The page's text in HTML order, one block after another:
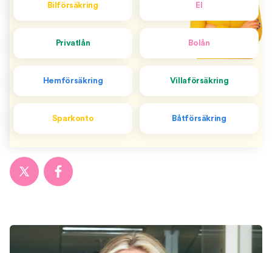
Bilförsäkring El
Privatlån Bolån
Hemförsäkring Villaförsäkring
Sparkonto Båtförsäkring